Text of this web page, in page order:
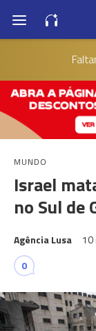
MUNDO
Israel
no Sul de
Agência Lusa 10
0